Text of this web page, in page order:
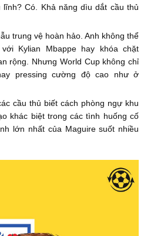
Có. Khả năng dìu dắt cầu thủ
trung vệ hoàn hảo. Anh không thể
Kylian Mbappe hay khóa chặt
rộng. Nhưng World Cup không chỉ
pressing cường độ cao như ở
cầu thủ biết cách phòng ngự khu
khác biệt trong các tình huống cố
lớn nhất của Maguire suốt nhiều